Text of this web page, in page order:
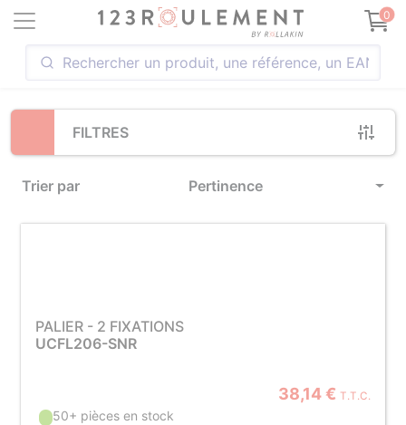
0
FILTRES
Trier par Pertinence
Loading...
PALIER - 2 FIXATIONS
UCFL206-SNR
38,14 € T.T.C.
50+ pièces en stock